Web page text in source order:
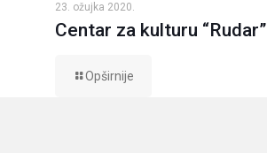
23. ožujka 2020.
Centar za kulturu “Rudar”
Opširnije